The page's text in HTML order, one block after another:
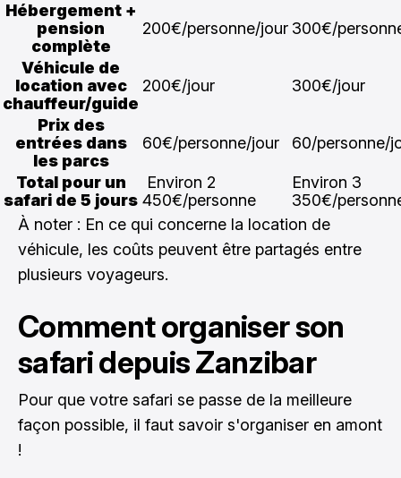
Hébergement +
pension
complète
200€/personne/jour 300€/
Véhicule de
location avec
chauffeur/guide
200€/jour 300€/jour
Prix des
entrées dans
les parcs
60€/personne/jour 60/personne/
Total pour un
safari de 5 jours
Environ 2
450€/personne
Environ 3
350€/
À noter : En ce qui concerne la location de
véhicule, les coûts peuvent être partagés entre
plusieurs voyageurs.
Comment organiser son
safari depuis Zanzibar
Pour que votre safari se passe de la meilleure
façon possible, il faut savoir s'organiser en amont
!